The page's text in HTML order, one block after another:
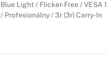
Blue Light / Flicker-Free / VESA
/ Profesionálny / 3r (3r) Carry-In